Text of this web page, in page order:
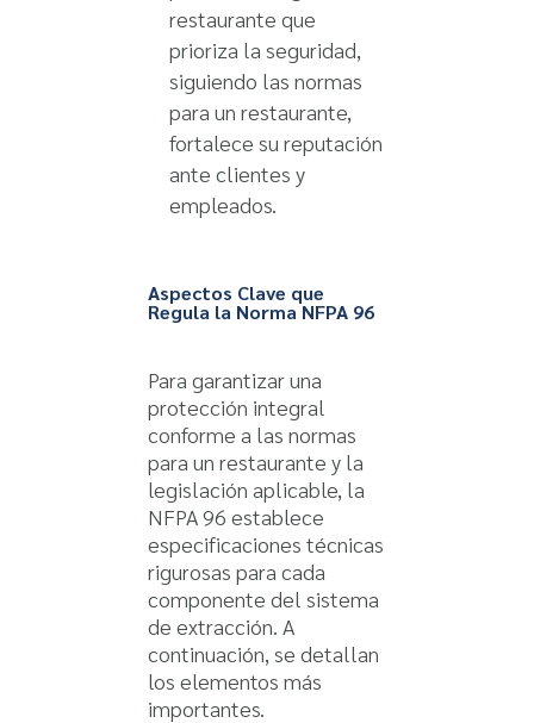
restaurante que
prioriza la seguridad,
siguiendo las normas
para un restaurante,
fortalece su reputación
ante clientes y
empleados.
Aspectos Clave que
Regula la Norma NFPA 96
Para garantizar una
protección integral
conforme a las normas
para un restaurante y la
legislación aplicable, la
NFPA 96 establece
especificaciones técnicas
rigurosas para cada
componente del sistema
de extracción. A
continuación, se detallan
los elementos más
importantes.